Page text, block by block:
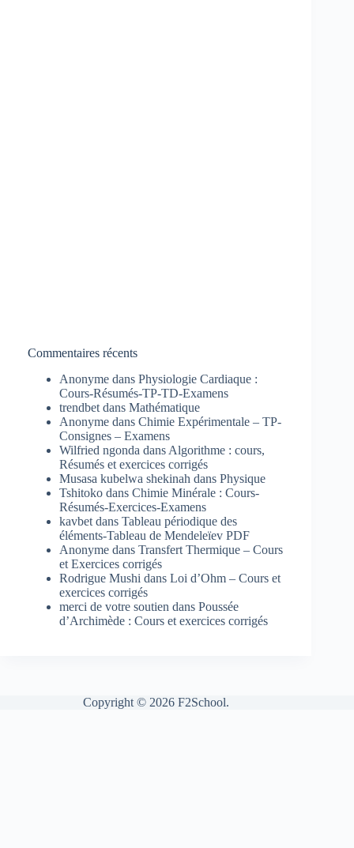
Commentaires récents
Anonyme dans Physiologie Cardiaque :
Cours-Résumés-TP-TD-Examens
trendbet dans Mathématique
Anonyme dans Chimie Expérimentale – TP-
Consignes – Examens
Wilfried ngonda dans Algorithme : cours,
Résumés et exercices corrigés
Musasa kubelwa shekinah dans Physique
Tshitoko dans Chimie Minérale : Cours-
Résumés-Exercices-Examens
kavbet dans Tableau périodique des
éléments-Tableau de Mendeleïev PDF
Anonyme dans Transfert Thermique – Cours
et Exercices corrigés
Rodrigue Mushi dans Loi d’Ohm – Cours et
exercices corrigés
merci de votre soutien dans Poussée
d’Archimède : Cours et exercices corrigés
Copyright © 2026 F2School.